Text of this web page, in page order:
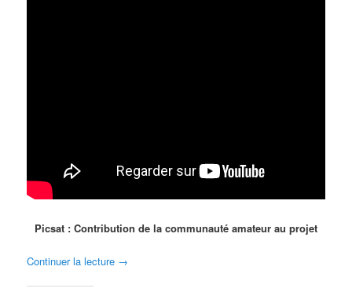
Picsat : Contribution de la communauté amateur au projet
Continuer la lecture →